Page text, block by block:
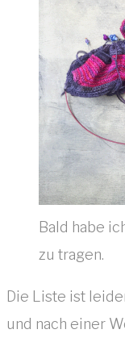
Bald habe
zu tragen.
Die Liste ist
und nach einer